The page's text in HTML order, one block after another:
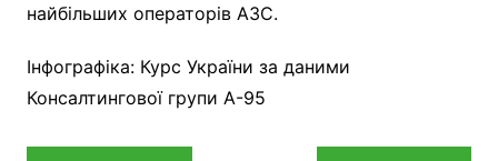
найбільших операторів АЗС.
Інфографіка: Курс України за даними
Консалтингової групи А-95